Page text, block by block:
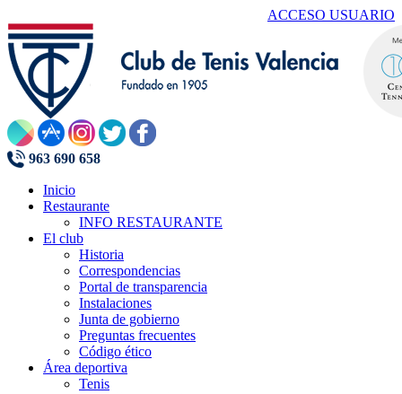
ACCESO USUARIO
963 690 658
Inicio
Restaurante
INFO RESTAURANTE
El club
Historia
Correspondencias
Portal de transparencia
Instalaciones
Junta de gobierno
Preguntas frecuentes
Código ético
Área deportiva
Tenis